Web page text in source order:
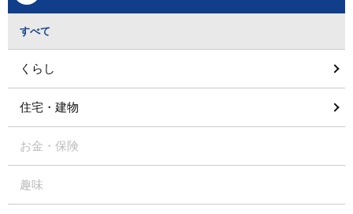
すべて
くらし
住宅・建物
お金・保険
趣味